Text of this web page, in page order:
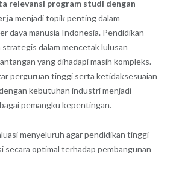
relevansi program studi dengan
menjadi topik penting dalam
daya manusia Indonesia. Pendidikan
dalam mencetak lulusan
yang dihadapi masih kompleks.
perguruan tinggi serta ketidaksesuaian
kebutuhan industri menjadi
pemangku kepentingan.
menyeluruh agar pendidikan tinggi
secara optimal terhadap pembangunan